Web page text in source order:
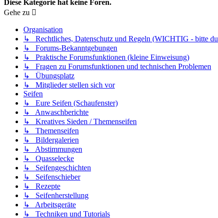
Diese Kategorie hat keine Foren.
Gehe zu
Organisation
↳ Rechtliches, Datenschutz und Regeln (WICHTIG - bitte
↳ Forums-Bekanntgebungen
↳ Praktische Forumsfunktionen (kleine Einweisung)
↳ Fragen zu Forumsfunktionen und technischen Problemen
↳ Übungsplatz
↳ Mitglieder stellen sich vor
Seifen
↳ Eure Seifen (Schaufenster)
↳ Anwaschberichte
↳ Kreatives Sieden / Themenseifen
↳ Themenseifen
↳ Bildergalerien
↳ Abstimmungen
↳ Quasselecke
↳ Seifengeschichten
↳ Seifenschieber
↳ Rezepte
↳ Seifenherstellung
↳ Arbeitsgeräte
↳ Techniken und Tutorials